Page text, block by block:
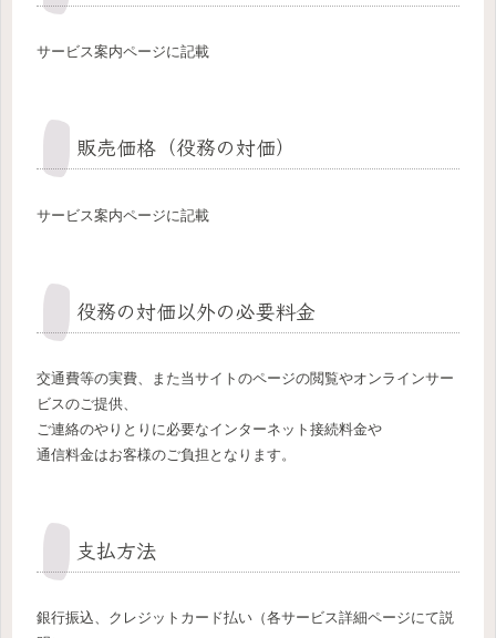
サービス案内ページに記載
販売価格（役務の対価）
サービス案内ページに記載
役務の対価以外の必要料金
交通費等の実費、また当サイトのページの閲覧やオンラインサー
ビスのご提供、
ご連絡のやりとりに必要なインターネット接続料金や
通信料金はお客様のご負担となります。
支払方法
銀行振込、クレジットカード払い（各サービス詳細ページにて説